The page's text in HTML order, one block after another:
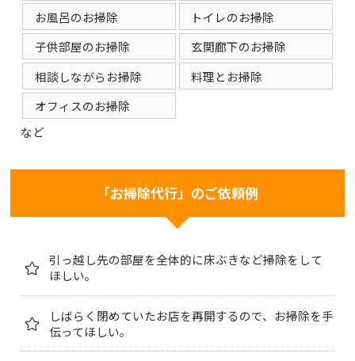
お風呂のお掃除
トイレのお掃除
子供部屋のお掃除
玄関廊下のお掃除
相談しながらお掃除
料理とお掃除
オフィスのお掃除
など
「お掃除代行」のご依頼例
引っ越し先の部屋を全体的に床ぶきなど掃除をして
ほしい。
しばらく閉めていたお店を再開するので、お掃除を手
伝ってほしい。